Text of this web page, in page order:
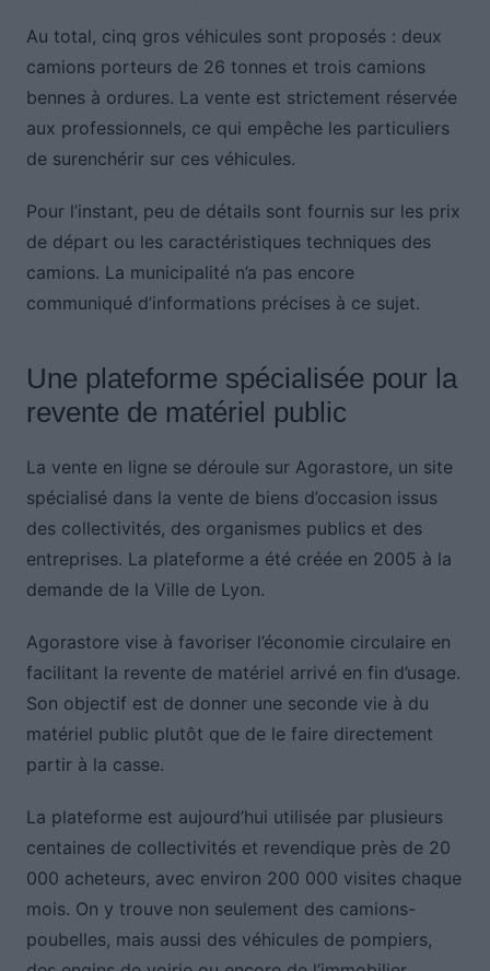
Au total, cinq gros véhicules sont proposés : deux
camions porteurs de 26 tonnes et trois camions
bennes à ordures. La vente est strictement réservée
aux professionnels, ce qui empêche les particuliers
de surenchérir sur ces véhicules.
Pour l’instant, peu de détails sont fournis sur les prix
de départ ou les caractéristiques techniques des
camions. La municipalité n’a pas encore
communiqué d’informations précises à ce sujet.
Une plateforme spécialisée pour la
revente de matériel public
La vente en ligne se déroule sur Agorastore, un site
spécialisé dans la vente de biens d’occasion issus
des collectivités, des organismes publics et des
entreprises. La plateforme a été créée en 2005 à la
demande de la Ville de Lyon.
Agorastore vise à favoriser l’économie circulaire en
facilitant la revente de matériel arrivé en fin d’usage.
Son objectif est de donner une seconde vie à du
matériel public plutôt que de le faire directement
partir à la casse.
La plateforme est aujourd’hui utilisée par plusieurs
centaines de collectivités et revendique près de 20
000 acheteurs, avec environ 200 000 visites chaque
mois. On y trouve non seulement des camions-
poubelles, mais aussi des véhicules de pompiers,